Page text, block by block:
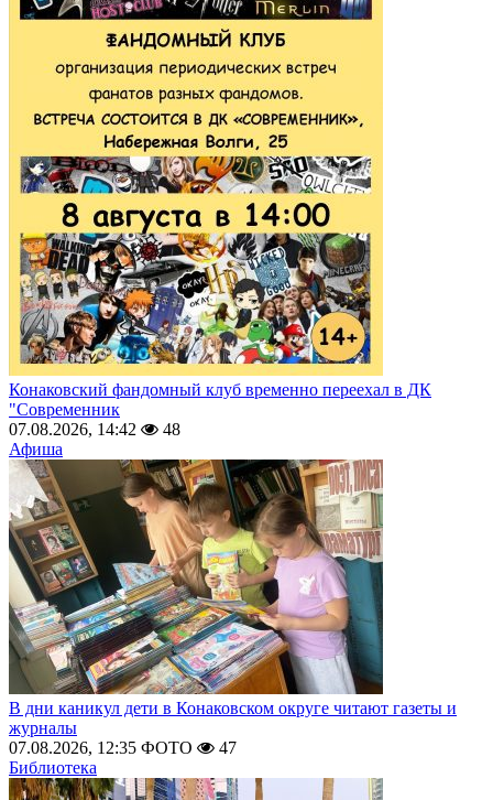
Конаковский фандомный клуб временно переехал в ДК
"Современник
07.08.2026, 14:42
48
Афиша
В дни каникул дети в Конаковском округе читают газеты и
журналы
07.08.2026, 12:35 ФОТО
47
Библиотека